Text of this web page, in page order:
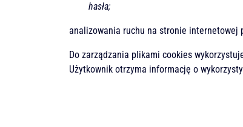
hasła;
analizowania ruchu na stronie internetowej
Do zarządzania plikami cookies
Użytkownik otrzyma informację o